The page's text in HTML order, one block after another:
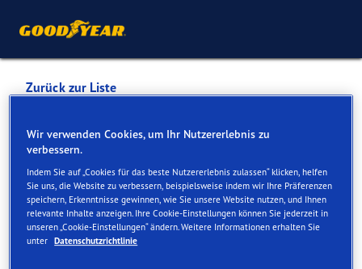
Zurück zur Liste
FREY EMIL SA GENEVE
(2363) CENTRE TOYOTA-
LEXUS
Dienste online und vor Ort verfügbar
Wir verwenden Cookies, um Ihr Nutzererlebnis zu
verbessern.
Indem Sie auf „Cookies für das beste Nutzererlebnis zulassen“ klicken, helfen
Sie uns, die Website zu verbessern, beispielsweise indem wir Ihre Präferenzen
speichern, Erkenntnisse gewinnen, wie Sie unsere Website nutzen, und Ihnen
relevante Inhalte anzeigen. Ihre Cookie-Einstellungen können Sie jederzeit in
unseren „Cookie-Einstellungen“ ändern. Weitere Informationen erhalten Sie
unter Datenschutzrichtlinie